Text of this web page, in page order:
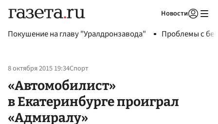
Новости
Покушение на главу "Уралдронзавода" Проблемы с
8 октября 2015 19:34Спорт
«Автомобилист»
в Екатеринбурге проиграл
«Адмиралу»